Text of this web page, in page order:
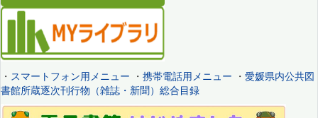
・ スマートフォン用メニュー ・ 携帯電話用メニュー ・ 愛媛県内公共図
書館所蔵逐次刊行物（雑誌・新聞）総合目録